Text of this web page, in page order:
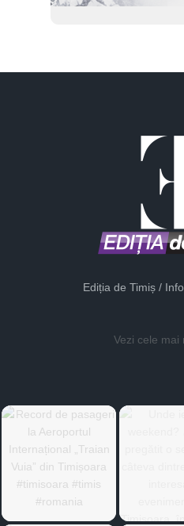
Ediția de Timiș /
Vezi cele mai